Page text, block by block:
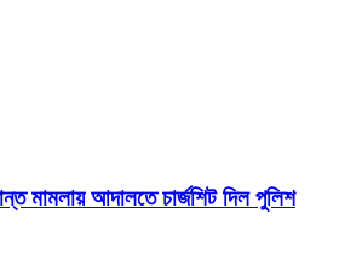
মামলায় আদালতে চার্জশিট দিল পুলিশ